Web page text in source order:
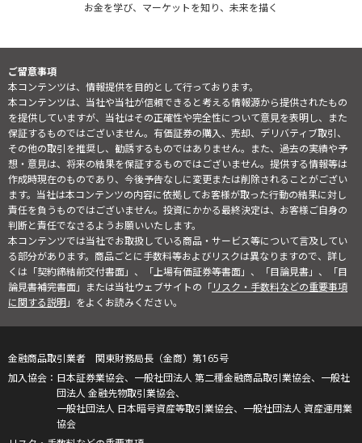
お金を学び、マーケットを知り、未来を描く
ご留意事項
本コンテンツは、情報提供を目的として行っております。
本コンテンツは、当社や当社が信頼できると考える情報源から提供されたもの
を提供していますが、当社はその正確性や完全性について意見を表明し、また
保証するものではございません。有価証券の購入、売却、デリバティブ取引、
その他の取引を推奨し、勧誘するものではありません。また、過去の実績や予
想・意見は、将来の結果を保証するものではございません。提供する情報等は
作成時現在のものであり、今後予告なしに変更または削除されることがござい
ます。当社は本コンテンツの内容に依拠してお客様が取った行動の結果に対し
責任を負うものではございません。投資にかかる最終決定は、お客様ご自身の
判断と責任でなさるようお願いいたします。
本コンテンツでは当社でお取扱している商品・サービス等について言及してい
る部分があります。商品ごとに手数料等およびリスクは異なりますので、詳し
くは「契約締結前交付書面」、「上場有価証券等書面」、「目論見書」、「目
論見書補完書面」または当社ウェブサイトの「リスク・手数料などの重要事項
に関する説明」をよくお読みください。
金融商品取引業者 関東財務局長（金商）第165号
日本証券業協会、一般社団法人 第二種金融商品取引業協会、一般社
団法人 金融先物取引業協会、
一般社団法人 日本暗号資産等取引業協会、一般社団法人 資産運用業
協会